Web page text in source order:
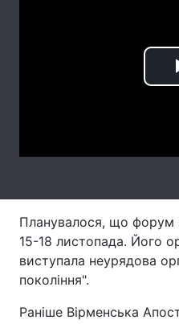
Відео з Youtube
Інтерв'ю
Планувалося, що форум
15-18 листопада. Його
виступала неурядова
покоління".
Раніше Вірменська